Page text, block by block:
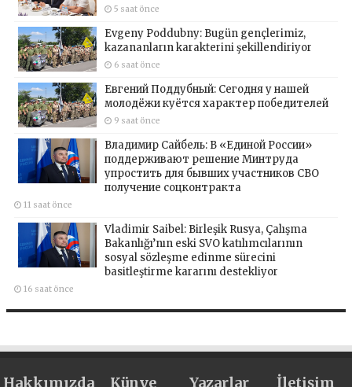
5 saat önce
Evgeny Poddubny: Bugün gençlerimiz,
kazananların karakterini şekillendiriyor
6 saat önce
Евгений Поддубный: Сегодня у нашей
молодёжи куётся характер победителей
9 saat önce
Владимир Сайбель: В «Единой России»
поддерживают решение Минтруда
упростить для бывших участников СВО
получение соцконтракта
11 saat önce
Vladimir Saibel: Birleşik Rusya, Çalışma
Bakanlığı’nın eski SVO katılımcılarının
sosyal sözleşme edinme sürecini
basitleştirme kararını destekliyor
16 saat önce
Hakkımızda Künye Yazarlar İletişim